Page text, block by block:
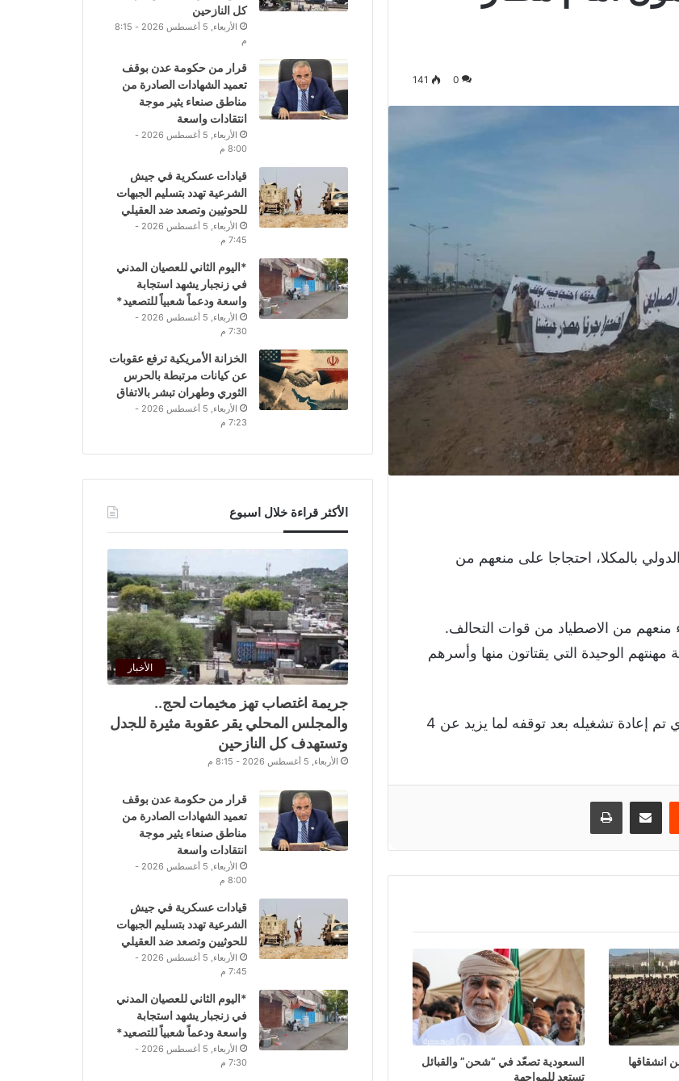
0
141
بالمكلا، احتجاجا على منعهم من
منعهم من الاصطياد من قوات التحالف.
الوحيدة التي يقتاتون منها وأسرهم
واختار منظمو الوقفة أن تكون أمام مطار الريان الذي تم إعادة تشغيله بعد توقفه لما يزيد عن 4
‏Reddit مشاركة عبر البريد طباعة
انشقاقها
السعودية تصعّد في “شحن” والقبائل
تستعد للمواجهة
كل النازحين
الأربعاء, 5 أغسطس 2026 - 8:15
م
قرار من حكومة عدن بوقف
تعميد الشهادات الصادرة من
مناطق صنعاء يثير موجة
انتقادات واسعة
الأربعاء, 5 أغسطس 2026 -
8:00 م
قيادات عسكرية في جيش
الشرعية تهدد بتسليم الجبهات
للحوثيين وتصعد ضد العقيلي
الأربعاء, 5 أغسطس 2026 -
7:45 م
*اليوم الثاني للعصيان المدني
في زنجبار يشهد استجابة
واسعة ودعماً شعبياً للتصعيد*
الأربعاء, 5 أغسطس 2026 -
7:30 م
الخزانة الأمريكية ترفع عقوبات
عن كيانات مرتبطة بالحرس
الثوري وطهران تبشر بالاتفاق
الأربعاء, 5 أغسطس 2026 -
7:23 م
الأكثر قراءة خلال اسبوع
الأخبار
جريمة اغتصاب تهز مخيمات لحج..
والمجلس المحلي يقر عقوبة مثيرة للجدل
وتستهدف كل النازحين
الأربعاء, 5 أغسطس 2026 - 8:15 م
قرار من حكومة عدن بوقف
تعميد الشهادات الصادرة من
مناطق صنعاء يثير موجة
انتقادات واسعة
الأربعاء, 5 أغسطس 2026 -
8:00 م
قيادات عسكرية في جيش
الشرعية تهدد بتسليم الجبهات
للحوثيين وتصعد ضد العقيلي
الأربعاء, 5 أغسطس 2026 -
7:45 م
*اليوم الثاني للعصيان المدني
في زنجبار يشهد استجابة
واسعة ودعماً شعبياً للتصعيد*
الأربعاء, 5 أغسطس 2026 -
7:30 م